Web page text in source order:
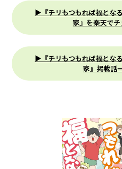
▶『チリもつもれば福とな
家』を楽天で
▶『チリもつもれば福とな
家』掲載話